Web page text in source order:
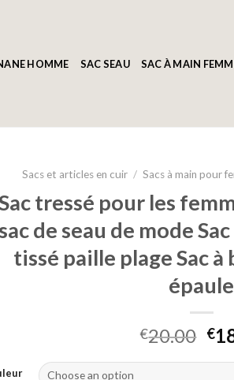
HOMME SAC SEAU SAC À MAIN
Sacs et articles en cuir / Sacs à main pour
tressé pour les
sac de seau de mode
tissé paille plage Sac
épaule
€20.00 €